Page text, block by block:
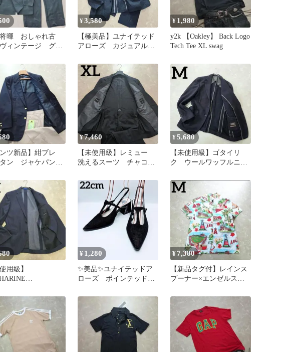
暉 おしゃれ古
ィンテージ グリ
ダブル
¥3,580
【極美品】ユナイテッド
アローズ カジュアルス
ー M 薄手
¥ 1,980
y2k 【Oakley】 Back Logo
Tech Tee XL swag
ンツ新品】紺ブレ
ン ジャケパンコ
ールビズ
¥7,460
【未使用級】レミュー
洗えるスーツ チャコー
もOK◎
¥5,680
【未使用級】ゴタイリ
ク ウールワッフルニッ
コン 近年モデル
用級】
る ストレッチ M
¥ 1,280
✨美品✨ユナイテッドア
ローズ ポインテッド
ックベルト
¥7,380
【新品タグ付】レインス
プーナー×エンゼルス
ツ M 半袖